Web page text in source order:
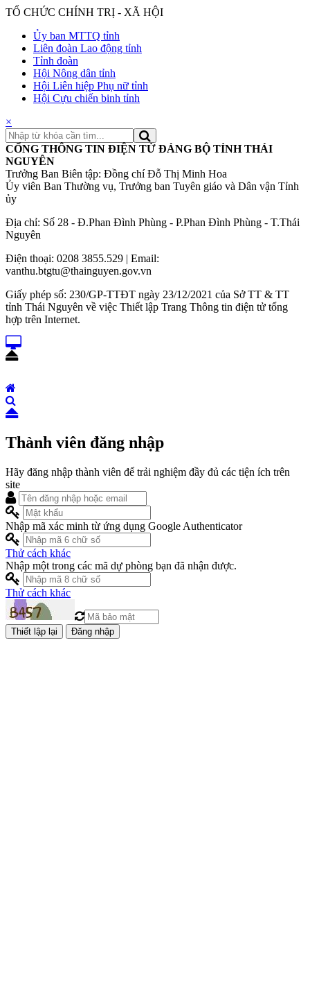
TỔ CHỨC CHÍNH TRỊ - XÃ HỘI
Ủy ban MTTQ tỉnh
Liên đoàn Lao động tỉnh
Tỉnh đoàn
Hội Nông dân tỉnh
Hội Liên hiệp Phụ nữ tỉnh
Hội Cựu chiến binh tỉnh
×
CỔNG THÔNG TIN ĐIỆN TỬ ĐẢNG BỘ TỈNH THÁI
NGUYÊN
Trưởng Ban Biên tập: Đồng chí Đỗ Thị Minh Hoa
Ủy viên Ban Thường vụ, Trưởng ban Tuyên giáo và Dân vận Tỉnh
ủy
Địa chỉ: Số 28 - Đ.Phan Đình Phùng - P.Phan Đình Phùng - T.Thái
Nguyên
Điện thoại: 0208 3855.529 | Email:
vanthu.btgtu@thainguyen.gov.vn
Giấy phép số: 230/GP-TTĐT ngày 23/12/2021 của Sở TT & TT
tỉnh Thái Nguyên về việc Thiết lập Trang Thông tin điện tử tổng
hợp trên Internet.
Thành viên đăng nhập
Hãy đăng nhập thành viên để trải nghiệm đầy đủ các tiện ích trên
site
Nhập mã xác minh từ ứng dụng Google Authenticator
Thử cách khác
Nhập một trong các mã dự phòng bạn đã nhận được.
Thử cách khác
Đăng nhập